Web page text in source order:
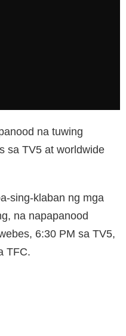
na tuwing
sa TV5 at worldwide
sing-klaban ng mga
na napapanood
6:30 PM sa TV5,
TFC.